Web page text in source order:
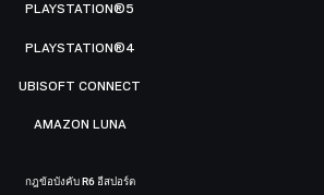
PLAYSTATION®5
PLAYSTATION®4
UBISOFT CONNECT
AMAZON LUNA
กฎข้อบังคับ R6 อีสปอร์ต